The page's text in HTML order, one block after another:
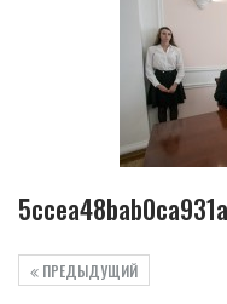
ПРЕДЫДУЩИЙ